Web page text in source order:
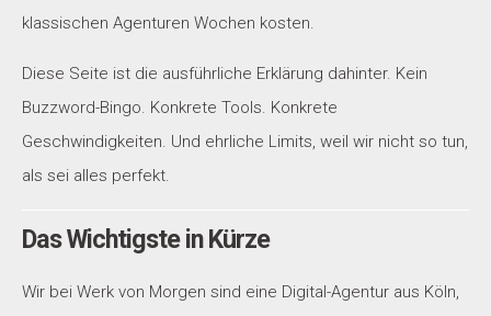
klassischen Agenturen Wochen kosten.
Diese Seite ist die ausführliche Erklärung dahinter. Kein
Buzzword-Bingo. Konkrete Tools. Konkrete
Geschwindigkeiten. Und ehrliche Limits, weil wir nicht so tun,
als sei alles perfekt.
Das Wichtigste in Kürze
Wir bei Werk von Morgen sind eine Digital-Agentur aus Köln,